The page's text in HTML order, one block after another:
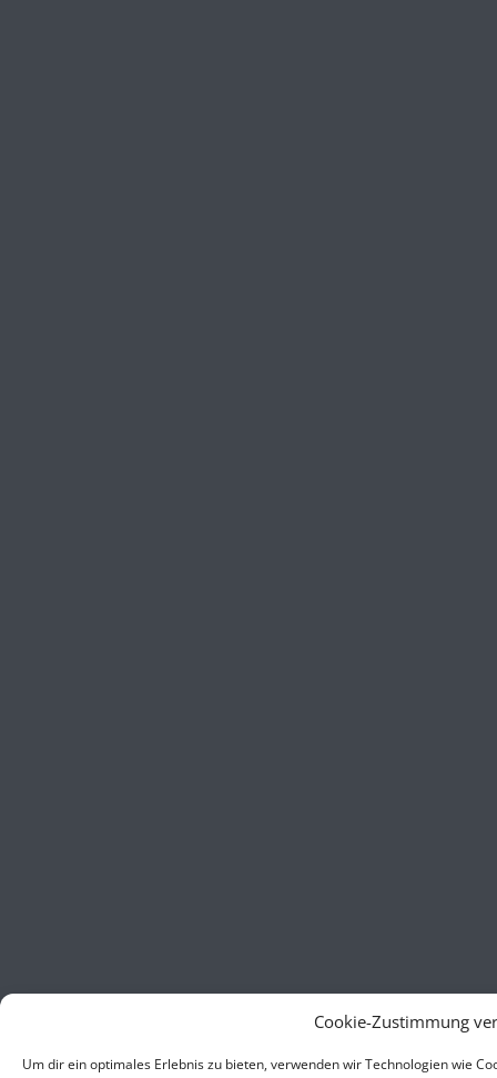
Cookie-Zustimmung
Um dir ein optimales Erlebnis zu bieten, verwenden wir Technologien wie